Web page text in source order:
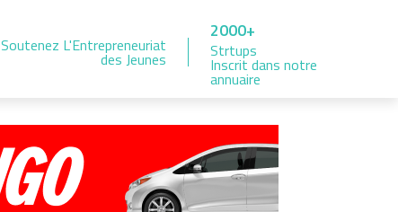
Soutenez L'Entrepreneuriat
des Jeunes
2000+
Strtups
Inscrit dans notre
annuaire